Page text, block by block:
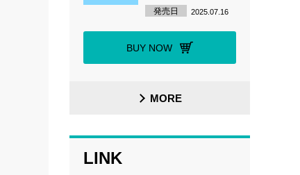
発売日 2025.07.16
BUY NOW
MORE
LINK